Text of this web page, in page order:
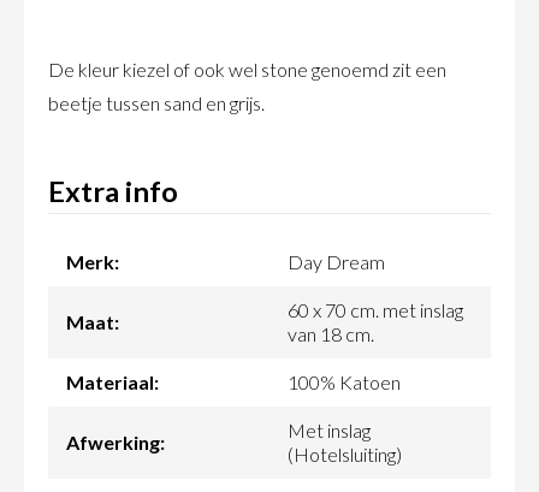
De kleur kiezel of ook wel stone genoemd zit een
beetje tussen sand en grijs.
Extra info
Merk: Day Dream
Maat:
60 x 70 cm. met inslag
van 18 cm.
Materiaal: 100% Katoen
Afwerking:
Met inslag
(Hotelsluiting)